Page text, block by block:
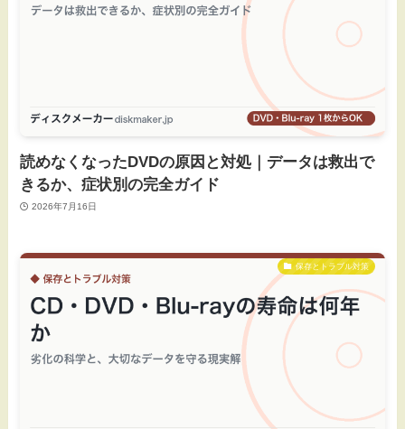
読めなくなったDVDの原因と対処｜データは救出で
きるか、症状別の完全ガイド
2026年7月16日
保存とトラブル対策